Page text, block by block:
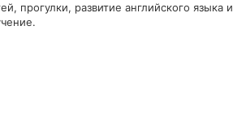
прогулки, развитие английского языка и